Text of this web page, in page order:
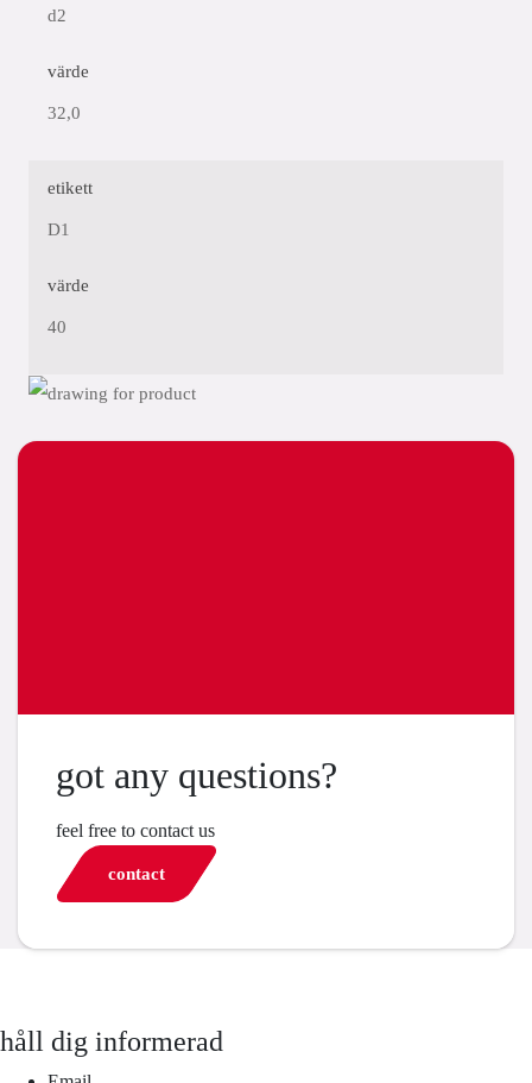
d2
värde
32,0
etikett
D1
värde
40
got any questions?
feel free to contact us
contact
håll dig informerad